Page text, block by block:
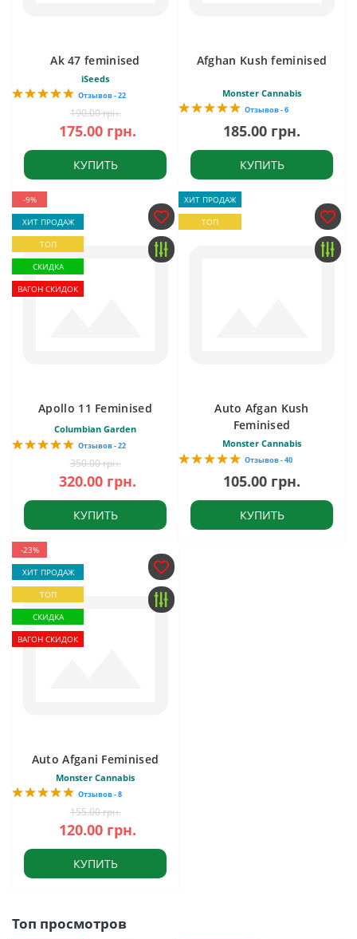
Ak 47 feminised
iSeeds
Отзывов - 22
190.00 грн.
175.00 грн.
КУПИТЬ
Afghan Kush feminised
Monster Cannabis
Отзывов - 6
185.00 грн.
КУПИТЬ
-9%
ХИТ ПРОДАЖ
ТОП
СКИДКА
ВАГОН СКИДОК
Apollo 11 Feminised
Columbian Garden
Отзывов - 22
350.00 грн.
320.00 грн.
КУПИТЬ
ХИТ ПРОДАЖ
ТОП
Auto Afgan Kush
Feminised
Monster Cannabis
Отзывов - 40
105.00 грн.
КУПИТЬ
-23%
ХИТ ПРОДАЖ
ТОП
СКИДКА
ВАГОН СКИДОК
Auto Afgani Feminised
Monster Cannabis
Отзывов - 8
155.00 грн.
120.00 грн.
КУПИТЬ
Топ просмотров